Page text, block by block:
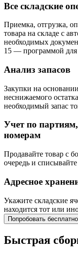
Все складские
Приемка, отгрузка,
товара на складе с
необходимых
15 — программой
Анализ запасов
Закупки на
неснижаемого
необходимый запас
Учет по
номерам
Продавайте товар с
очередь и
Адресное
Укажите складские
находится тот или
Попробовать бесплатно
Быстрая